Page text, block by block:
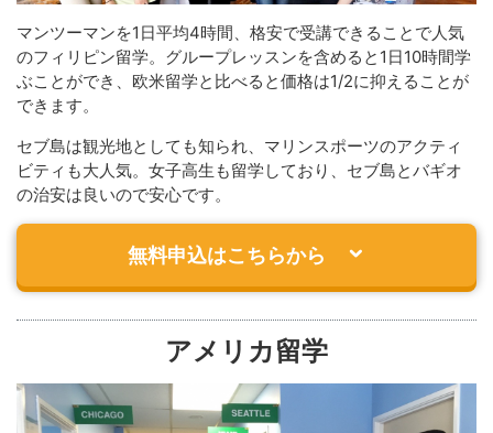
マンツーマンを1日平均4時間、格安で受講できることで人気
のフィリピン留学。グループレッスンを含めると1日10時間学
ぶことができ、欧米留学と比べると価格は1/2に抑えることが
できます。
セブ島は観光地としても知られ、マリンスポーツのアクティ
ビティも大人気。女子高生も留学しており、セブ島とバギオ
の治安は良いので安心です。
無料申込はこちらから
アメリカ留学